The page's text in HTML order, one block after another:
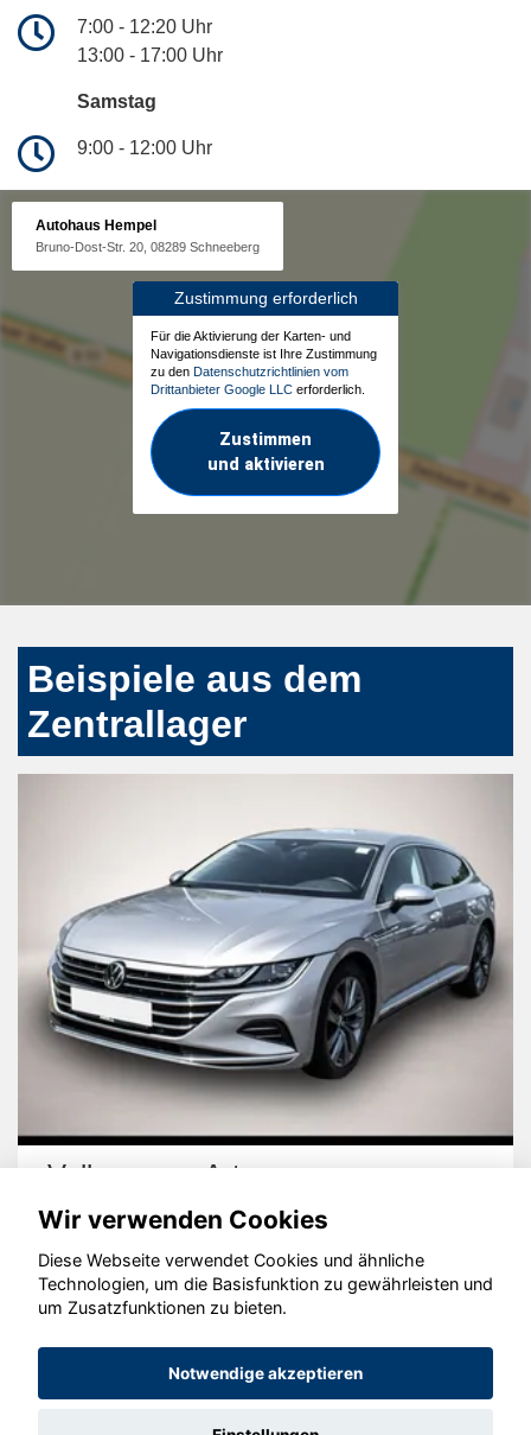
7:00 - 12:20 Uhr
13:00 - 17:00 Uhr
Samstag
9:00 - 12:00 Uhr
Autohaus Hempel
Bruno-Dost-Str. 20, 08289 Schneeberg
Zustimmung erforderlich
Für die Aktivierung der Karten- und
Navigationsdienste ist Ihre Zustimmung
zu den Datenschutzrichtlinien vom
Drittanbieter Google LLC erforderlich.
Zustimmen
und aktivieren
Beispiele aus dem
Zentrallager
Volkswagen Arteon
© konjunkturmotor.de GmbH 2020 - 2026
Wir verwenden Cookies
Diese Webseite verwendet Cookies und ähnliche
Technologien, um die Basisfunktion zu gewährleisten und
um Zusatzfunktionen zu bieten.
Notwendige akzeptieren